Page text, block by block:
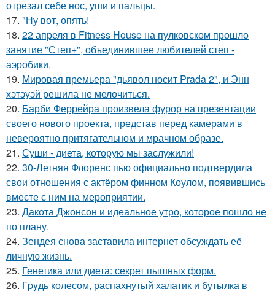
отрезал себе нос, уши и пальцы.
17. "Ну вот, опять!
18. 22 апреля в Fitness House на пулковском прошло
занятие "Степ+", объединившее любителей степ -
аэробики.
19. Мировая премьера "дьявол носит Prada 2", и Энн
хэтэуэй решила не мелочиться.
20. Барби Феррейра произвела фурор на презентации
своего нового проекта, представ перед камерами в
невероятно притягательном и мрачном образе.
21. Суши - диета, которую мы заслужили!
22. 30-Летняя Флоренс пью официально подтвердила
свои отношения с актёром финном Коулом, появившись
вместе с ним на мероприятии.
23. Дакота Джонсон и идеальное утро, которое пошло не
по плану.
24. Зендея снова заставила интернет обсуждать её
личную жизнь.
25. Генетика или диета: секрет пышных форм.
26. Гpyдь колесом, распахнутый халатик и бутылка в